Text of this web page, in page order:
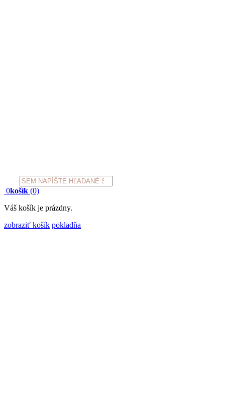
Products
search
0košík (0)
Váš košík je prázdny.
zobraziť košík pokladňa